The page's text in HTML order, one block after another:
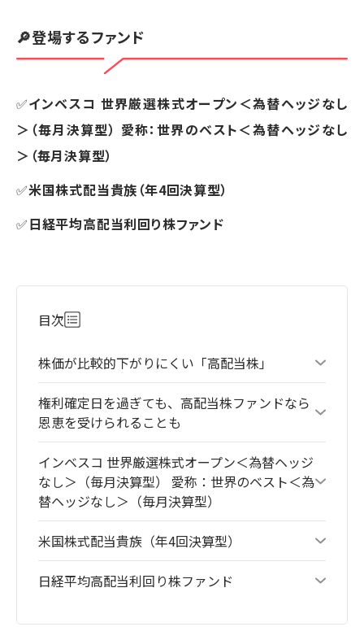
🔎登場するファンド
✅インベスコ 世界厳選株式オープン＜為替ヘッジなし
＞（毎月決算型） 愛称：世界のベスト＜為替ヘッジなし
＞（毎月決算型）
✅米国株式配当貴族（年4回決算型）
✅日経平均高配当利回り株ファンド
目次
株価が比較的下がりにくい「高配当株」
権利確定日を過ぎても、高配当株ファンドなら
恩恵を受けられることも
インベスコ 世界厳選株式オープン＜為替ヘッジ
なし＞（毎月決算型） 愛称：世界のベスト＜為
替ヘッジなし＞（毎月決算型）
米国株式配当貴族（年4回決算型）
日経平均高配当利回り株ファンド